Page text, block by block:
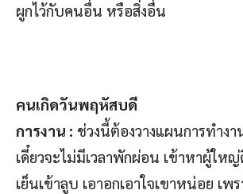
ผูกไว้กับคนอื่น หรือสิ่งอื่น
คนเกิดวันพฤหัสบดี
การงาน : ช่วงนี้ต้องวางแผนการทำง
เดี๋ยวจะไม่มีเวลาพักผ่อน เข้าหาผู้ให
เย็นเข้าลูบ เอาอกเอาใจเขาหน่อย เพ